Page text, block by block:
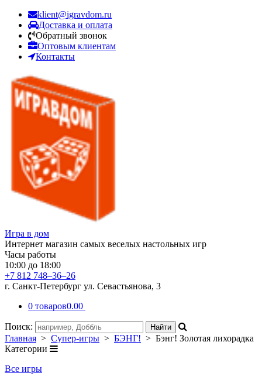
klient@igravdom.ru
Доставка и оплата
Обратный звонок
Оптовым клиентам
Контакты
Игра в дом
Интернет магазин самых веселых настольных игр
Часы работы
10:00 до 18:00
+7 812 748–36–26
г. Санкт-Петербург ул. Севастьянова, 3
0 товаров0.00
Поиск:
Главная > Супер-игры > БЭНГ! > Бэнг! Золотая лихорадка
Категории
Все игры